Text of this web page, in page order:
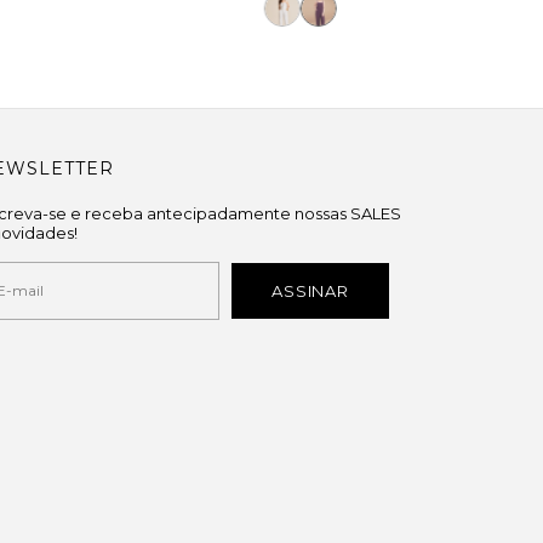
se e receba antecipadamente nossas SALES